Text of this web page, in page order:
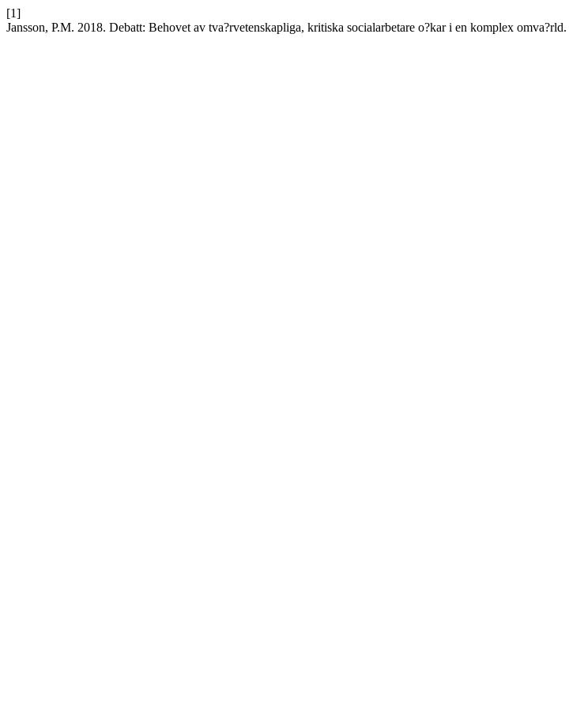
[1]
Jansson, P.M. 2018. Debatt: Behovet av tva?rvetenskapliga, kritiska socialarbetare o?kar i en komplex omva?rld.